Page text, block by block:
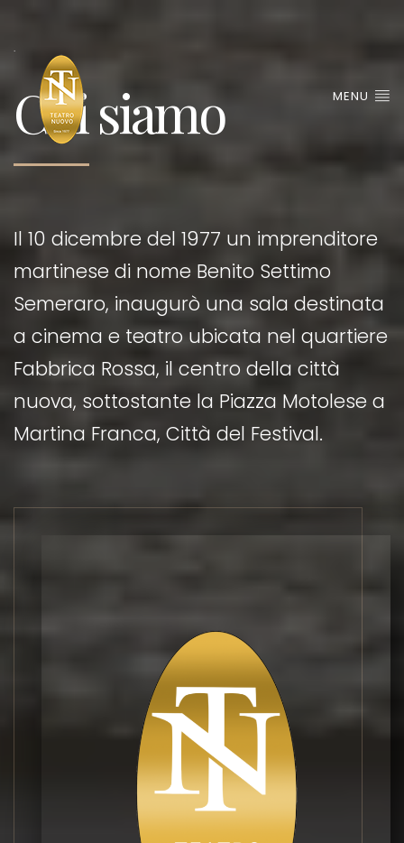
MENU
.
Chi siamo
Il 10 dicembre del 1977 un imprenditore
martinese di nome Benito Settimo
Semeraro, inaugurò una sala destinata
a cinema e teatro ubicata nel quartiere
Fabbrica Rossa, il centro della città
nuova, sottostante la Piazza Motolese a
Martina Franca, Città del Festival.